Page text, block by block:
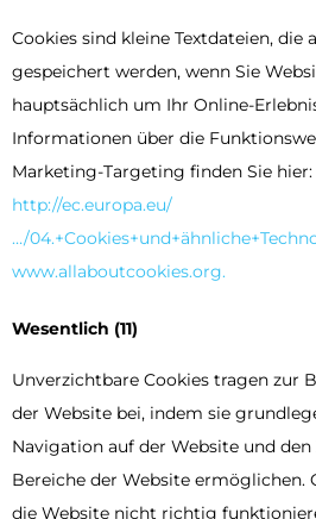
Cookies sind kleine Textdateien, die
gespeichert werden, wenn Sie
hauptsächlich um Ihr Online-
Informationen über die
Marketing-Targeting finden Sie hier:
http://ec.europa.eu/
…/
www.allaboutcookies.org.
Wesentlich (11)
Unverzichtbare Cookies tragen zur
der Website bei, indem sie
Navigation auf der Website und
Bereiche der Website ermöglichen.
die Website nicht richtig